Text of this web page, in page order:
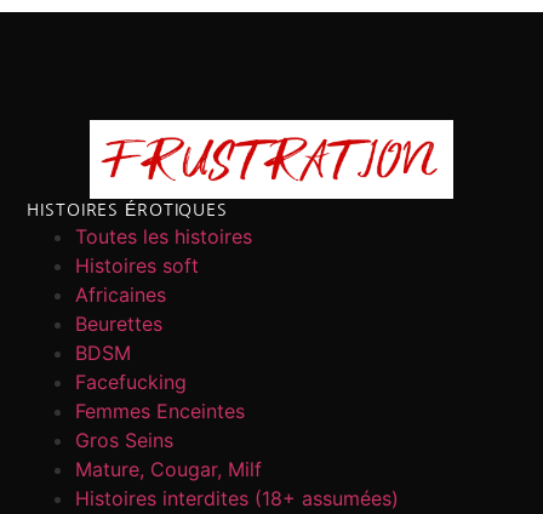
HISTOIRES ÉROTIQUES
Toutes les histoires
Histoires soft
Africaines
Beurettes
BDSM
Facefucking
Femmes Enceintes
Gros Seins
Mature, Cougar, Milf
Histoires interdites (18+ assumées)